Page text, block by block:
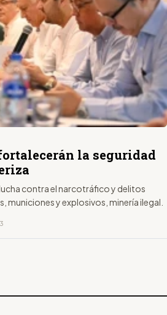
la seguridad
contra el narcotráfico y delitos
municiones y explosivos, minería ilegal.